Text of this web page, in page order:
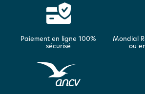
Paiement en ligne 100%
sécurisé
Mondial
ou